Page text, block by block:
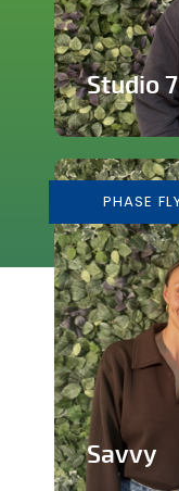
Studio 7
de musique
En savoir
PHASE
Savvy